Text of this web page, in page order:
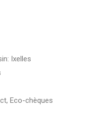
Ixelles
Eco-chèques